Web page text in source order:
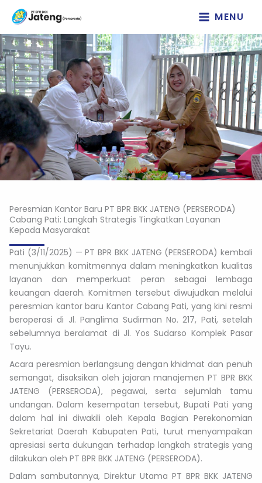
Lewati
konten
MENU
Peresmian Kantor Baru PT BPR BKK JATENG (PERSERODA)
Cabang Pati: Langkah Strategis Tingkatkan Layanan
Kepada Masyarakat
Pati (3/11/2025) — PT BPR BKK JATENG (PERSERODA) kembali
menunjukkan komitmennya dalam meningkatkan kualitas
layanan dan memperkuat peran sebagai lembaga
keuangan daerah. Komitmen tersebut diwujudkan melalui
peresmian kantor baru Kantor Cabang Pati, yang kini resmi
beroperasi di Jl. Panglima Sudirman No. 217, Pati, setelah
sebelumnya beralamat di Jl. Yos Sudarso Komplek Pasar
Tayu.
Acara peresmian berlangsung dengan khidmat dan penuh
semangat, disaksikan oleh jajaran manajemen PT BPR BKK
JATENG (PERSERODA), pegawai, serta sejumlah tamu
undangan. Dalam kesempatan tersebut, Bupati Pati yang
dalam hal ini diwakili oleh Kepala Bagian Perekonomian
Sekretariat Daerah Kabupaten Pati, turut menyampaikan
apresiasi serta dukungan terhadap langkah strategis yang
dilakukan oleh PT BPR BKK JATENG (PERSERODA).
Dalam sambutannya, Direktur Utama PT BPR BKK JATENG